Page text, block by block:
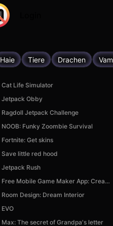
Haie Tiere Drachen
Cat Life Simulator
Jetpack Obby
Ragdoll Jetpack Challenge
NOOB: Funky Zoombie Survival
Fortnite: Get skins
Save little red hood
Jetpack Rush
Free Mobile Game Maker App: Create Your Games
Room Design: Dream Interior
EVO
Max: The secret of Grandpa's letter